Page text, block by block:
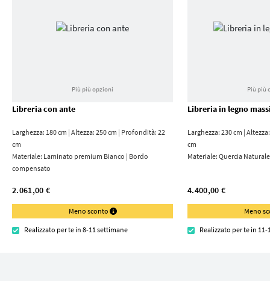
Più più opzioni
Libreria con ante
Larghezza: 180 cm | Altezza: 250 cm | Profondità: 22
cm
Materiale: Laminato premium Bianco | Bordo
compensato
2.061,00 €
Meno sconto
Realizzato per te in 8-11 settimane
Più più
Libreria in legno
Larghezza: 230 cm |
cm
Materiale:Quercia
4.400,00 €
Meno
Realizzato per te in